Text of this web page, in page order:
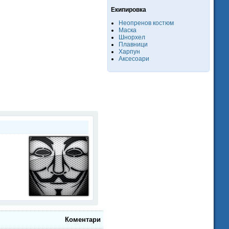
Коментари
Екипировка
Неопренов костюм
Маска
Шнорхел
Плавници
Харпун
Аксесоари